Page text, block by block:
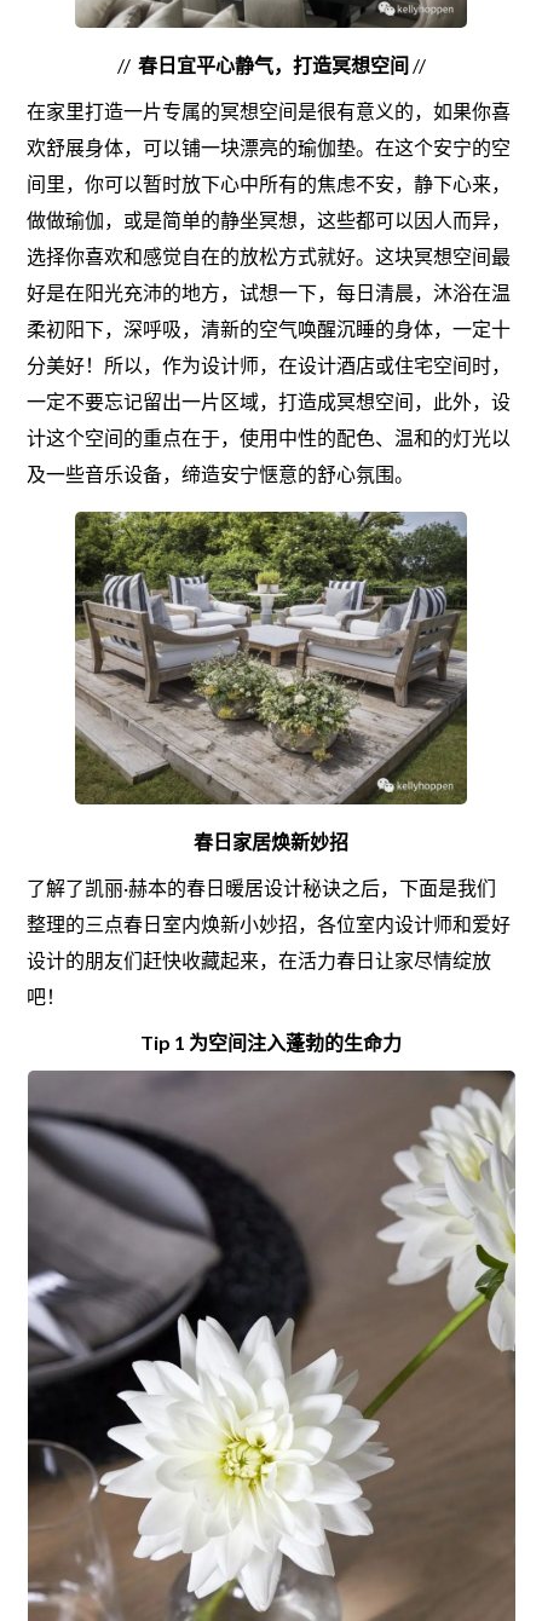
// 春日宜平心静气，打造冥想空间 //
在家里打造一片专属的冥想空间是很有意义的，如果你喜
欢舒展身体，可以铺一块漂亮的瑜伽垫。在这个安宁的空
间里，你可以暂时放下心中所有的焦虑不安，静下心来，
做做瑜伽，或是简单的静坐冥想，这些都可以因人而异，
选择你喜欢和感觉自在的放松方式就好。这块冥想空间最
好是在阳光充沛的地方，试想一下，每日清晨，沐浴在温
柔初阳下，深呼吸，清新的空气唤醒沉睡的身体，一定十
分美好！所以，作为设计师，在设计酒店或住宅空间时，
一定不要忘记留出一片区域，打造成冥想空间，此外，设
计这个空间的重点在于，使用中性的配色、温和的灯光以
及一些音乐设备，缔造安宁惬意的舒心氛围。
春日家居焕新妙招
了解了凯丽·赫本的春日暖居设计秘诀之后，下面是我们
整理的三点春日室内焕新小妙招，各位室内设计师和爱好
设计的朋友们赶快收藏起来，在活力春日让家尽情绽放
吧！
Tip 1 为空间注入蓬勃的生命力